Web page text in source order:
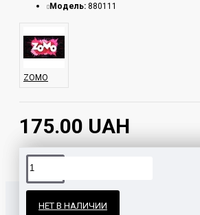
175.00 UAH
Модель: 880111
ZOMO
НЕТ В НАЛИЧИИ